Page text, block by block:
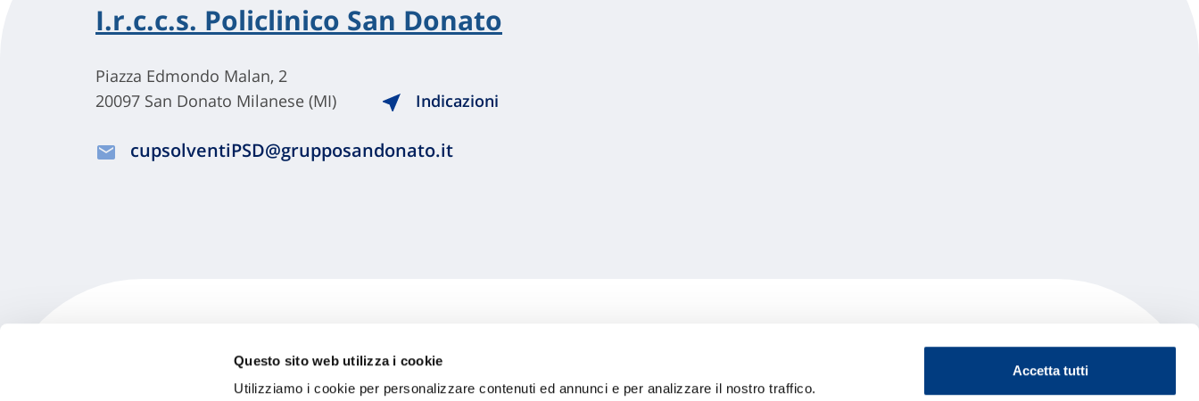
Questo sito web utilizza i cookie
Utilizziamo i cookie per personalizzare contenuti ed annunci e per analizzare il nostro traffico.
Accetta tutti
I.r.c.c.s. Policlinico San Donato
Piazza Edmondo Malan, 2
20097 San Donato Milanese (MI)
Indicazioni
cupsolventiPSD@grupposandonato.it
Smart Dental Clinic - Policlinico San Donato